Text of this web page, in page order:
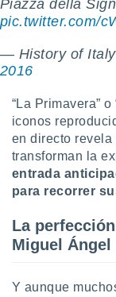
e
mediante
publicidad
publicidad
de
1199
Piazza della
pic.twitter.com/
— History of
2016
“La Primavera”
iconos
en directo
transforman la
entrada
para recorrer
La
Miguel Ángel
Y aunque